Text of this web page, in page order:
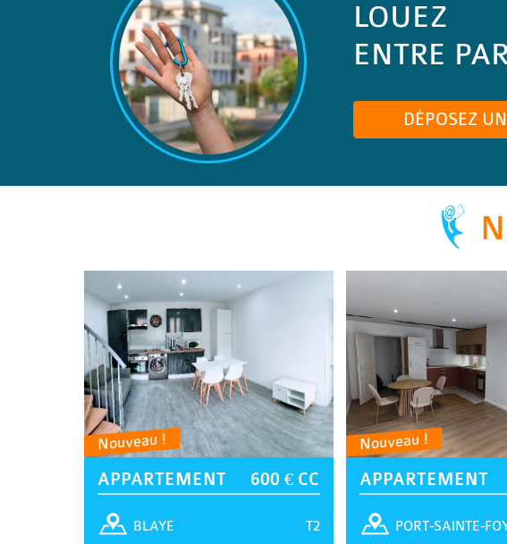
LOUEZ
ENTRE
DÉPOSEZ
Nouveau !
APPARTEMENT 600 € CC
T2
BLAYE
Nouveau !
APPARTEMENT
PORT-SAINTE-